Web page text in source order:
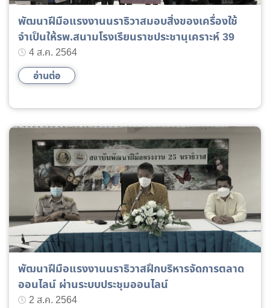
พัฒนาฝีมือแรงงานนราธิวาสมอบสิ่งของเครื่องใช้
จำเป็นให้รพ.สนามโรงเรียนราชประชานุเคราะห์ 39
4 ส.ค. 2564
อ่านต่อ
พัฒนาฝีมือแรงงานนราธิวาสฝึกบริหารจัดการตลาด
ออนไลน์ ผ่านระบบประชุมออนไลน์
2 ส.ค. 2564